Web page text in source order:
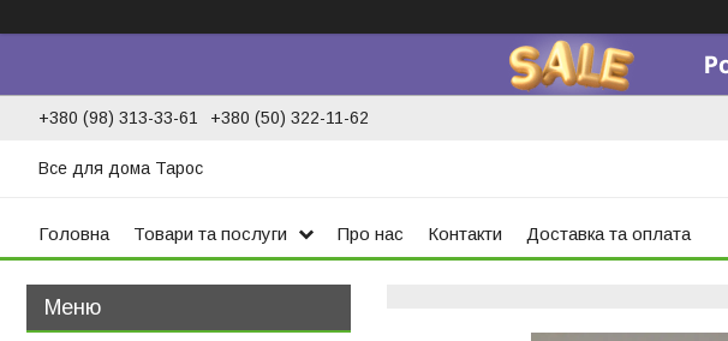
+380 (98) 313-33-61 +380 (50) 322-11-62
Все для дома Тарос
Головна Товари та послуги Про нас Контакти Доставка та оплата